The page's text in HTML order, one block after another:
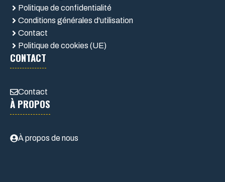
Politique de confidentialité
Conditions générales d'utilisation
Contact
Politique de cookies (UE)
CONTACT
Contact
À PROPOS
À propos de nous